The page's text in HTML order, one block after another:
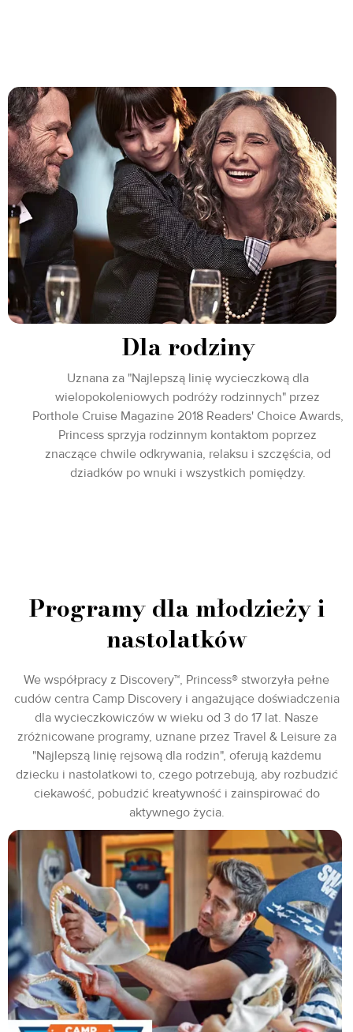
Dla rodziny
Uznana za "Najlepszą linię wycieczkową dla
wielopokoleniowych podróży rodzinnych" przez
Porthole Cruise Magazine 2018 Readers' Choice Awards,
Princess sprzyja rodzinnym kontaktom poprzez
znaczące chwile odkrywania, relaksu i szczęścia, od
dziadków po wnuki i wszystkich pomiędzy.
Programy dla młodzieży i
nastolatków
We współpracy z Discovery™, Princess® stworzyła pełne
cudów centra Camp Discovery i angażujące doświadczenia
dla wycieczkowiczów w wieku od 3 do 17 lat. Nasze
zróżnicowane programy, uznane przez Travel & Leisure za
"Najlepszą linię rejsową dla rodzin", oferują każdemu
dziecku i nastolatkowi to, czego potrzebują, aby rozbudzić
ciekawość, pobudzić kreatywność i zainspirować do
aktywnego życia.